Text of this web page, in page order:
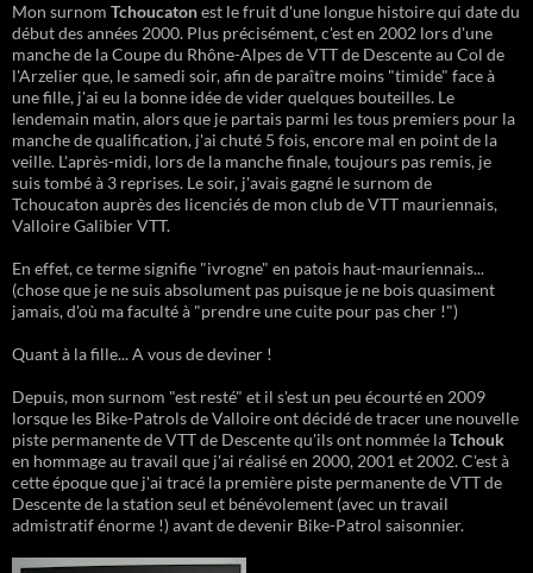
Mon surnom Tchoucatonest le fruit d'une longue histoire qui date du
début des années 2000. Plus précisément, c'est en 2002 lors d'une
manche de la Coupe du Rhône-Alpes de VTT de Descente au Col de
l'Arzelier que, le samedi soir, afin de paraître moins "timide" face à
une fille, j'ai eu la bonne idée de vider quelques bouteilles. Le
lendemain matin, alors que je partais parmi les tous premiers pour la
manche de qualification, j'ai chuté 5 fois, encore mal en point de la
veille. L'après-midi, lors de la manche finale, toujours pas remis, je
suis tombé à 3 reprises. Le soir, j'avais gagné le surnom de
Tchoucaton auprès des licenciés de mon club de VTT mauriennais,
Valloire Galibier VTT.
En effet, ce terme signifie "ivrogne" en patois haut-mauriennais...
(chose que je ne suis absolument pas puisque je ne bois quasiment
jamais, d'où ma faculté à "prendre une cuite pour pas cher !")
Quant à la fille... A vous de deviner !
Depuis, mon surnom "est resté" et il s'est un peu écourté en 2009
lorsque les Bike-Patrols de Valloire ont décidé de tracer une nouvelle
piste permanente de VTT de Descente qu'ils ont nommée laTchouk
en hommage au travail que j'ai réalisé en 2000, 2001 et 2002. C'est à
cette époque que j'ai tracé la première piste permanente de VTT de
Descente de la station seul et bénévolement (avec un travail
admistratif énorme !) avant de devenir Bike-Patrol saisonnier.